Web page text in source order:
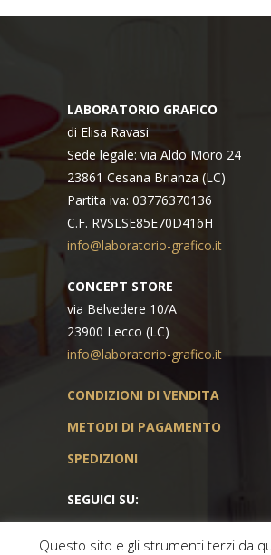
LABORATORIO GRAFICO
di Elisa Ravasi
Sede legale: via Aldo Moro 24
23861 Cesana Brianza (LC)
Partita iva: 03776370136
C.F. RVSLSE85E70D416H
info@laboratorio-grafico.it
CONCEPT STORE
via Belvedere 10/A
23900 Lecco (LC)
info@laboratorio-grafico.it
CONDIZIONI DI VENDITA
METODI DI PAGAMENTO
SPEDIZIONI
SEGUICI SU:
Questo sito e gli strumenti terzi da